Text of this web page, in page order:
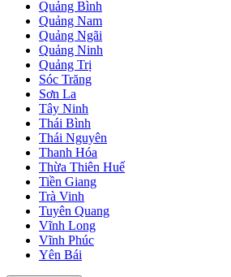
Quảng Bình
Quảng Nam
Quảng Ngãi
Quảng Ninh
Quảng Trị
Sóc Trăng
Sơn La
Tây Ninh
Thái Bình
Thái Nguyên
Thanh Hóa
Thừa Thiên Huế
Tiền Giang
Trà Vinh
Tuyên Quang
Vĩnh Long
Vĩnh Phúc
Yên Bái